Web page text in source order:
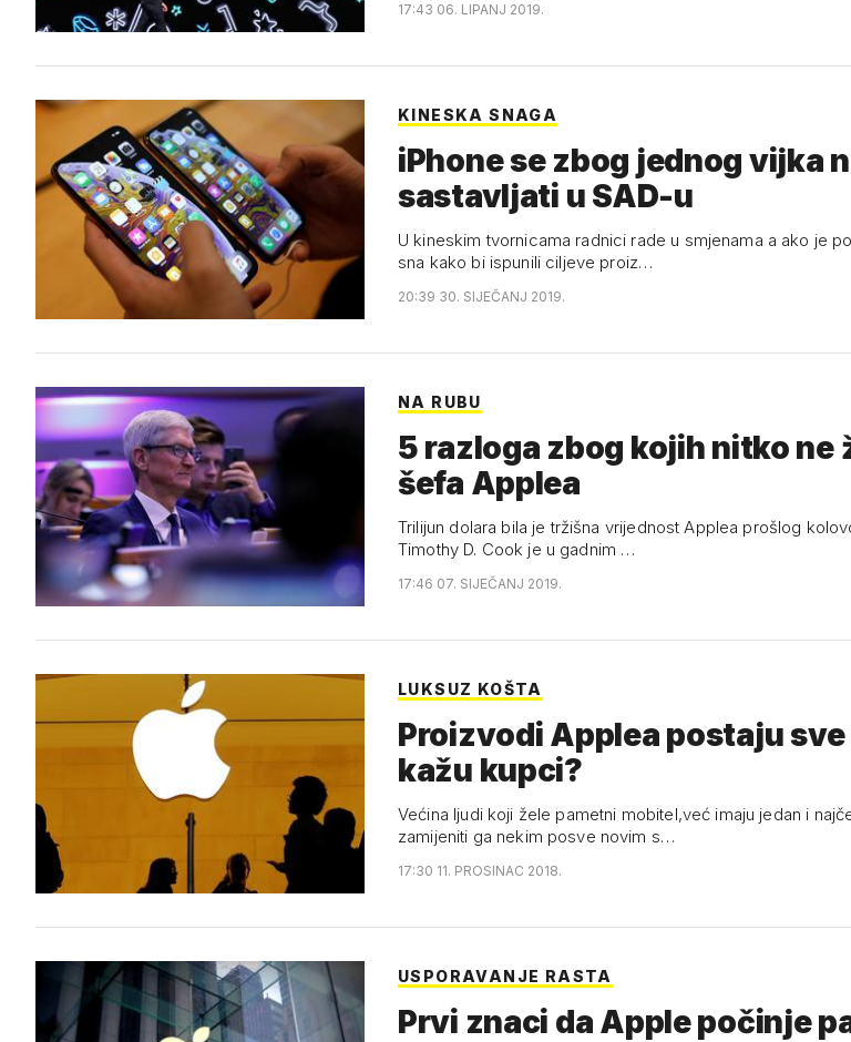
17:43 06. LIPANJ 2019.
KINESKA SNAGA
iPhone se zbog jednog vijka
sastavljati u SAD-u
U kineskim tvornicama radnici rade u smjenama a ako je
sna kako bi ispunili ciljeve proiz…
20:39 30. SIJEČANJ 2019.
NA RUBU
5 razloga zbog kojih nitko ne
šefa Applea
Trilijun dolara bila je tržišna vrijednost Applea prošlog
Timothy D. Cook je u gadnim …
17:46 07. SIJEČANJ 2019.
LUKSUZ KOŠTA
Proizvodi Applea postaju
kažu kupci?
Većina ljudi koji žele pametni mobitel,već imaju jedan i
zamijeniti ga nekim posve novim s…
17:30 11. PROSINAC 2018.
USPORAVANJE RASTA
Prvi znaci da Apple počinje